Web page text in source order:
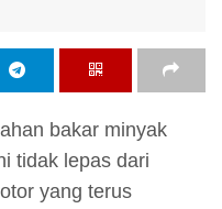
bakar minyak
tidak lepas dari
yang terus